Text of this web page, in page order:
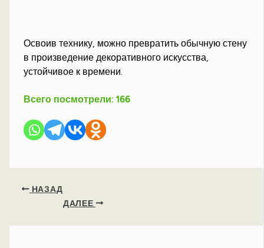
Освоив технику, можно превратить обычную стену
в произведение декоративного искусства,
устойчивое к времени.
Всего посмотрели: 166
НАЗАД
ДАЛЕЕ